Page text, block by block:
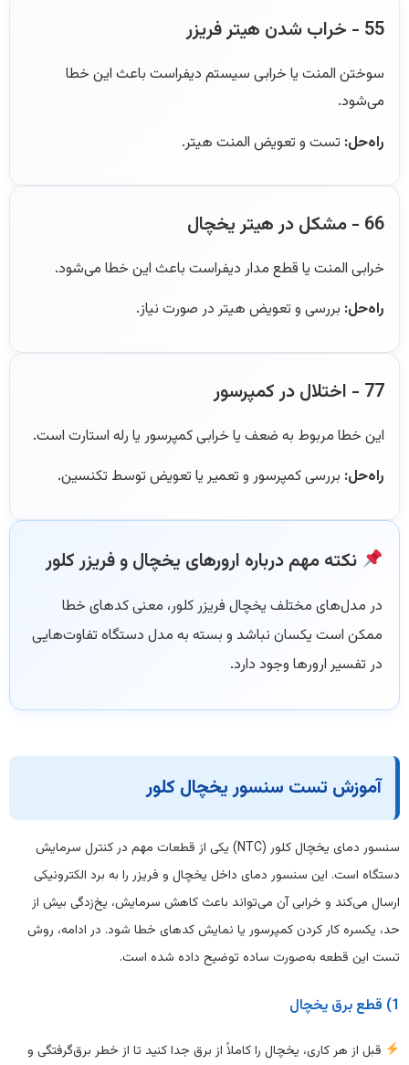
55 - خراب شدن هیتر فریزر
سوختن المنت یا خرابی سیستم دیفراست باعث این خطا
می‌شود.
راه‌حل: تست و تعویض المنت هیتر.
66 - مشکل در هیتر یخچال
خرابی المنت یا قطع مدار دیفراست باعث این خطا می‌شود.
راه‌حل: بررسی و تعویض هیتر در صورت نیاز.
77 - اختلال در کمپرسور
این خطا مربوط به ضعف یا خرابی کمپرسور یا رله استارت است.
راه‌حل: بررسی کمپرسور و تعمیر یا تعویض توسط تکنسین.
نکته مهم درباره ارورهای یخچال و فریزر کلور
در مدل‌های مختلف یخچال فریزر کلور، معنی کدهای خطا
ممکن است یکسان نباشد و بسته به مدل دستگاه تفاوت‌هایی
در تفسیر ارورها وجود دارد.
آموزش تست سنسور یخچال کلور
سنسور دمای یخچال کلور (NTC) یکی از قطعات مهم در کنترل سرمایش
دستگاه است. این سنسور دمای داخل یخچال و فریزر را به برد الکترونیکی
ارسال می‌کند و خرابی آن می‌تواند باعث کاهش سرمایش، یخ‌زدگی بیش از
حد، یکسره کار کردن کمپرسور یا نمایش کدهای خطا شود. در ادامه، روش
تست این قطعه به‌صورت ساده توضیح داده شده است.
1) قطع برق یخچال
قبل از هر کاری، یخچال را کاملاً از برق جدا کنید تا از خطر برق‌گرفتگی و